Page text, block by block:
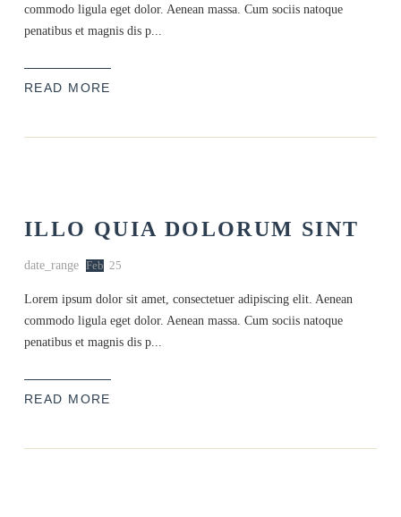
commodo ligula eget dolor. Aenean massa. Cum sociis natoque
penatibus et magnis dis p...
READ MORE
ILLO QUIA DOLORUM SINT
date_range Feb 25
Lorem ipsum dolor sit amet, consectetuer adipiscing elit. Aenean
commodo ligula eget dolor. Aenean massa. Cum sociis natoque
penatibus et magnis dis p...
READ MORE